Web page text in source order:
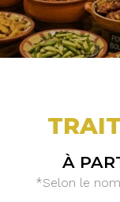
À
*Selon le